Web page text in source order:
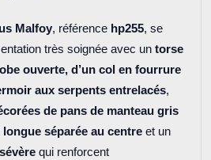
Malfoy, référence hp255, se
très soignée avec un torse
ouverte, d’un col en fourrure
aux serpents entrelacés,
de pans de manteau gris
séparée au centreet un
qui renforcent